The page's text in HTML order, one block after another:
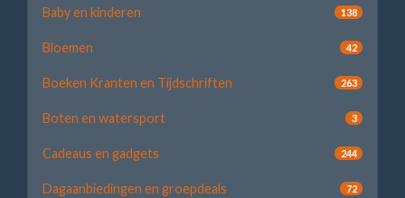
Baby en kinderen 138
Bloemen 42
Boeken Kranten en Tijdschriften 263
Boten en watersport 3
Cadeaus en gadgets 244
Dagaanbiedingen en groepdeals 72